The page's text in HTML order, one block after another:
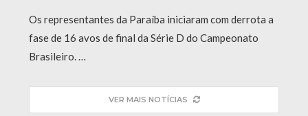
Os representantes da Paraíba iniciaram com derrota a
fase de 16 avos de final da Série D do Campeonato
Brasileiro. …
VER MAIS NOTÍCIAS